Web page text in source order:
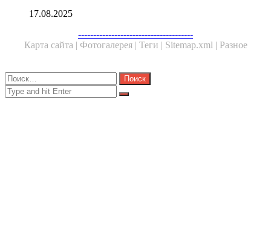
17.08.2025
--------------------------------------
Карта сайта | Фотогалерея | Теги | Sitemap.xml | Разное
Close
Найти:
Close
Search